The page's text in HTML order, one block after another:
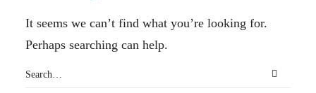
It seems we can’t find what you’re looking for.
Perhaps searching can help.